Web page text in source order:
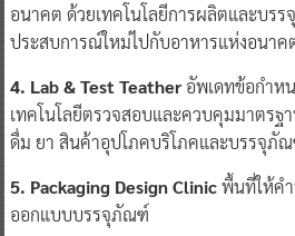
อนาคต ด้วยเทคโนโลยีการผลิตและบร
ประสบการณ์ใหม่ไปกับอาหารแห่งอนาค
4. Lab & Test Teatherอัพเดทข้อกําห
เทคโนโลยีตรวจสอบและควบคุมมาตรฐ
ดื่ม ยา สินค้าอุปโภคบริโภคและบรรจุภั
5. Packaging Design Clinicพื้นที่ให้คํา
ออกแบบบรรจุภัณฑ์